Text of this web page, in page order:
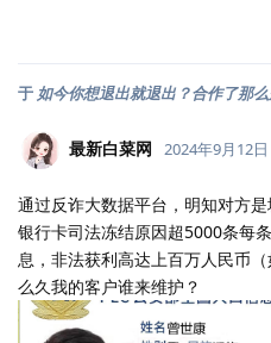
于 如今你想退出就退出？合作了那
最新白菜网 2024年9月12日
通过反诈大数据平台，明知对方
银行卡司法冻结原因超5000条每
息，非法获利高达上百万人民币
么久我的客户谁来维护？